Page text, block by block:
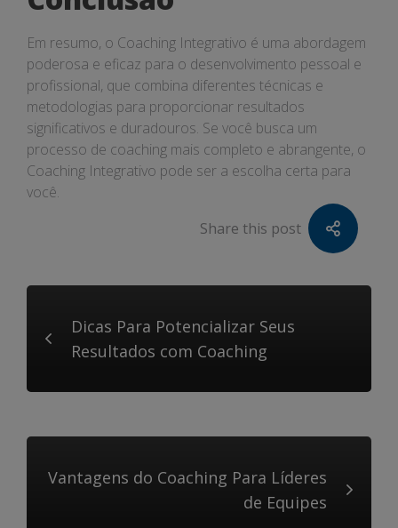
Em resumo, o Coaching Integrativo é uma abordagem
poderosa e eficaz para o desenvolvimento pessoal e
profissional, que combina diferentes técnicas e
metodologias para proporcionar resultados
significativos e duradouros. Se você busca um
processo de coaching mais completo e abrangente, o
Coaching Integrativo pode ser a escolha certa para
você.
Share this post
Dicas Para Potencializar Seus
Resultados com Coaching
Vantagens do Coaching Para Líderes
de Equipes